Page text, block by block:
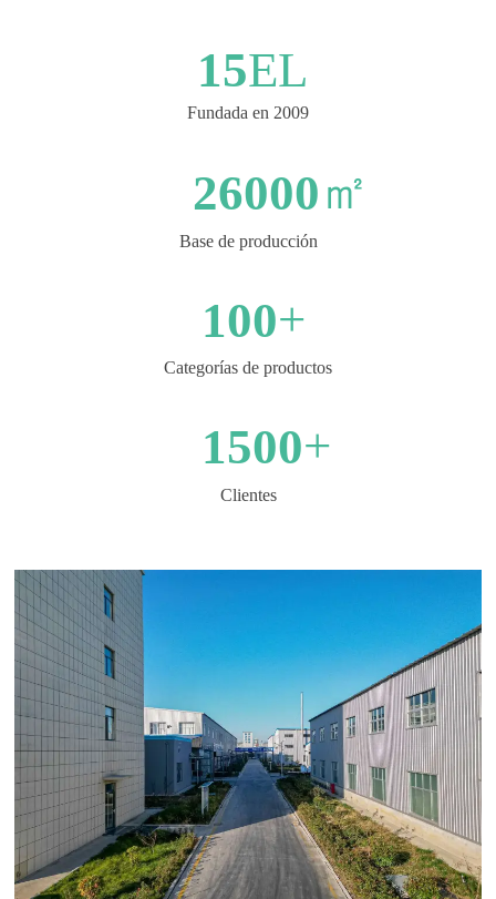
15EL
Fundada en 2009
26000㎡
Base de producción
100+
Categorías de productos
1500+
Clientes